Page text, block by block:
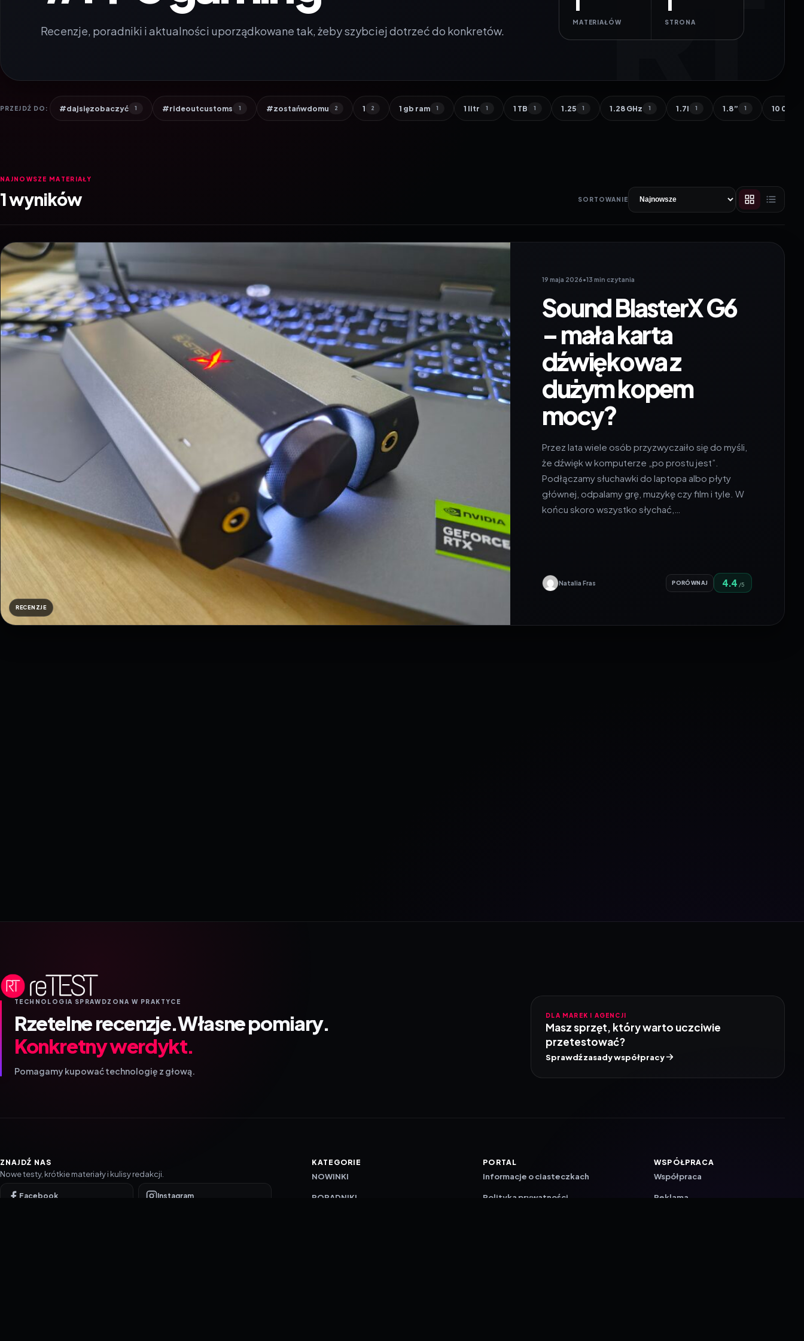
Recenzje, poradniki i aktualności uporządkowane tak, żeby szybciej dotrzeć do konkretów.
MATERIAŁÓW STRONA
PRZEJDŹ DO: #dajsięzobaczyć 1 #rideoutcustoms 1 #zostańwdomu 2 1 2 1 gb ram 1 1 litr 1 1 TB 1 1.25 1 1.28 GHz 1 1.7l 1 1.8” 1 10 000
NAJNOWSZE MATERIAŁY
1 wyników SORTOWANIE
RECENZJE
19 maja 2026•13 min czytania
Sound BlasterX G6
– mała karta
dźwiękowa z
dużym kopem
mocy?
Przez lata wiele osób przyzwyczaiło się do myśli,
że dźwięk w komputerze „po prostu jest”.
Podłączamy słuchawki do laptopa albo płyty
głównej, odpalamy grę, muzykę czy film i tyle. W
końcu skoro wszystko słychać,…
Natalia Fras PORÓWNAJ 4.4 /5
TECHNOLOGIA SPRAWDZONA W PRAKTYCE
Rzetelne recenzje.Własne pomiary.
Konkretny werdykt.
Pomagamy kupować technologię z głową.
DLA MAREK I AGENCJI
Masz sprzęt, który warto uczciwie
przetestować?
Sprawdź zasady współpracy
ZNAJDŹ NAS
Nowe testy, krótkie materiały i kulisy redakcji.
Facebook Instagram
KATEGORIE
NOWINKI
PORADNIKI
PORTAL
Informacje o ciasteczkach
Polityka prywatności
WSPÓŁPRACA
Współpraca
Reklama